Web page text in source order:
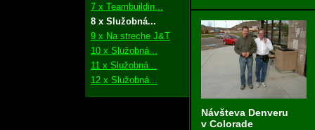
7 x Teambuildin...
8 x Služobná...
9 x Na streche J&T
10 x Služobná...
11 x Služobná...
12 x Služobná...
Návšteva Denveru
v Colorade